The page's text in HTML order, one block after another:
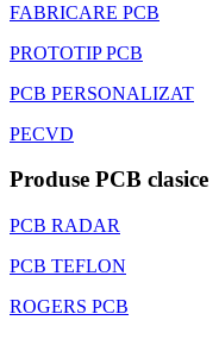
FABRICARE PCB
PROTOTIP PCB
PCB PERSONALIZAT
PECVD
Produse PCB clasice
PCB RADAR
PCB TEFLON
ROGERS PCB